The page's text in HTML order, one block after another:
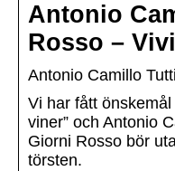
Antonio
Rosso –
Antonio Camillo
Vi har fått
viner” och Antonio
Giorni Rosso bör
törsten.